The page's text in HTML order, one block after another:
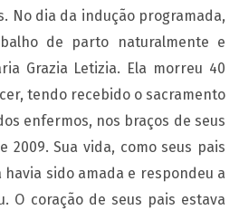
No dia da indução programada,
de parto naturalmente e
Grazia Letizia. Ela morreu 40
tendo recebido o sacramento
enfermos, nos braços de seus
2009. Sua vida, como seus pais
sido amada e respondeu a
O coração de seus pais estava